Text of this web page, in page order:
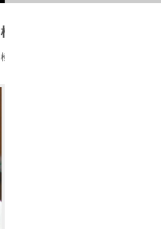
極真会館 大分県支部
極真会館 大分県支部 ホームページへ